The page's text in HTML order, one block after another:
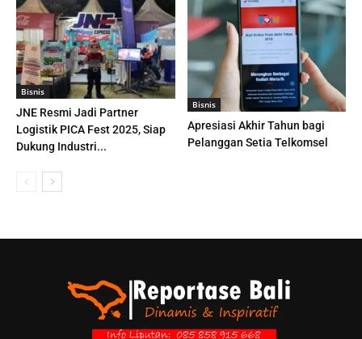
Bisnis
JNE Resmi Jadi Partner
Logistik PICA Fest 2025, Siap
Dukung Industri...
Bisnis
Apresiasi Akhir Tahun bagi
Pelanggan Setia Telkomsel